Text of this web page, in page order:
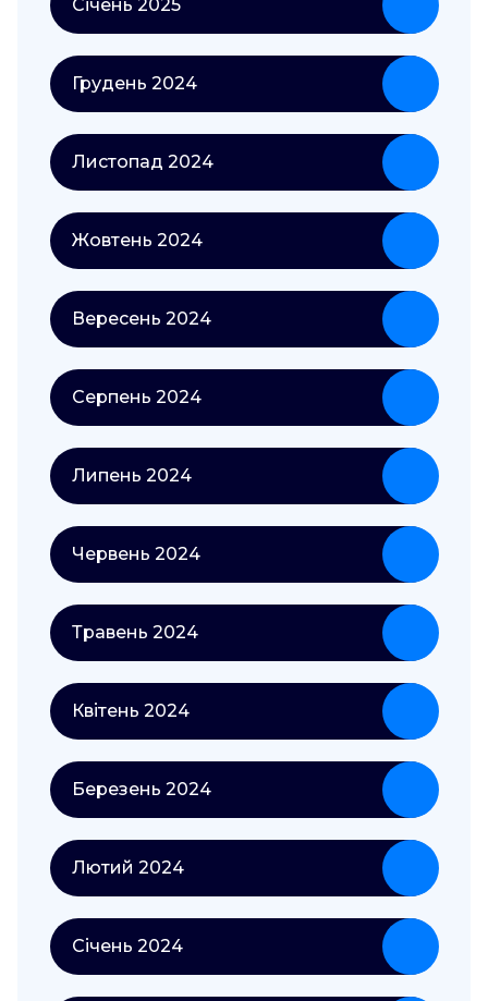
Січень 2025
Грудень 2024
Листопад 2024
Жовтень 2024
Вересень 2024
Серпень 2024
Липень 2024
Червень 2024
Травень 2024
Квітень 2024
Березень 2024
Лютий 2024
Січень 2024